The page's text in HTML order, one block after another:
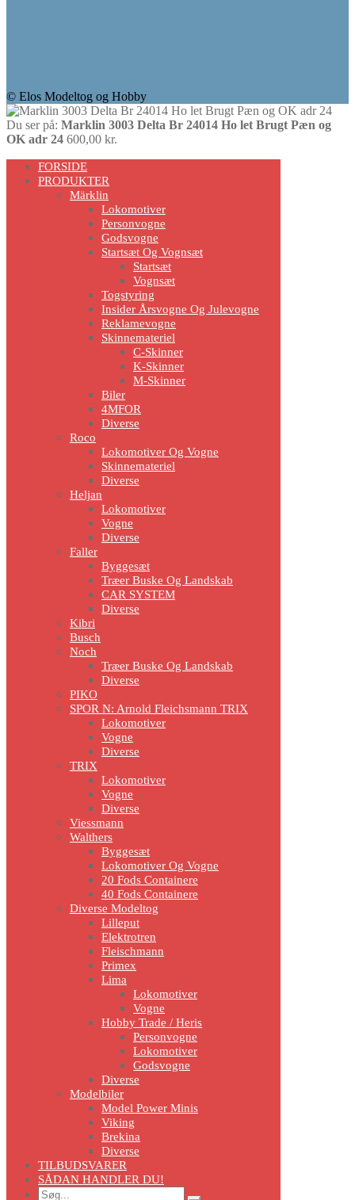
© Elos Modeltog og Hobby
Du ser på: Marklin 3003 Delta Br 24014 Ho let Brugt Pæn og
OK adr 24 600,00 kr.
Scroll
Up
FORSIDE
PRODUKTER
Märklin
Lokomotiver
Personvogne
Godsvogne
Startsæt Og Vognsæt
Startsæt
Vognsæt
Togstyring
Insider Årsvogne Og Julevogne
Reklamevogne
Skinnemateriel
C-Skinner
K-Skinner
M-Skinner
Biler
4MFOR
Diverse
Roco
Lokomotiver Og Vogne
Skinnemateriel
Diverse
Heljan
Lokomotiver
Vogne
Diverse
Faller
Byggesæt
Træer Buske Og Landskab
CAR SYSTEM
Diverse
Kibri
Busch
Noch
Træer Buske Og Landskab
Diverse
PIKO
SPOR N: Arnold Fleichsmann TRIX
Lokomotiver
Vogne
Diverse
TRIX
Lokomotiver
Vogne
Diverse
Viessmann
Walthers
Byggesæt
Lokomotiver Og Vogne
20 Fods Containere
40 Fods Containere
Diverse Modeltog
Lilleput
Elektrotren
Fleischmann
Primex
Lima
Lokomotiver
Vogne
Hobby Trade / Heris
Personvogne
Lokomotiver
Godsvogne
Diverse
Modelbiler
Model Power Minis
Viking
Brekina
Diverse
TILBUDSVARER
SÅDAN HANDLER DU!
Search